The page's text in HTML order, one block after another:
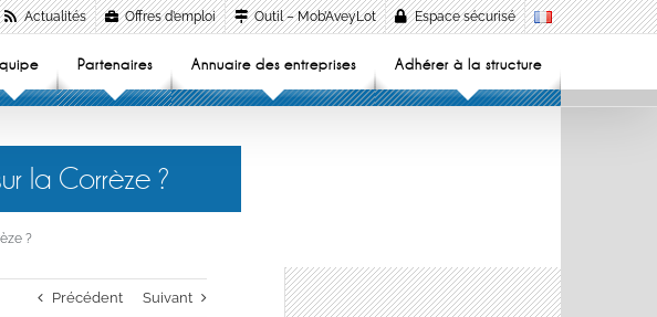
Actualités Offres d’emploi Outil – Mob’AveyLot Espace sécurisé
Partenaires Annuaire des entreprises Adhérer à la structure
la Corrèze ?
?
Précédent Suivant